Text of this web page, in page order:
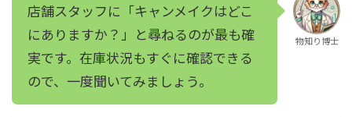
店舗スタッフに「キャンメイクはどこ
にありますか？」と尋ねるのが最も確
実です。在庫状況もすぐに確認できる
ので、一度聞いてみましょう。
物知り博士